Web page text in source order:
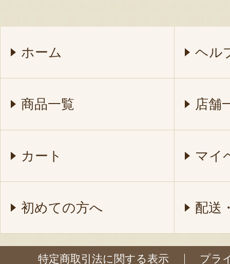
ホーム ヘル
商品一覧 店舗
カート マイ
初めての方へ 配送
特定商取引法に関する表示 プラ